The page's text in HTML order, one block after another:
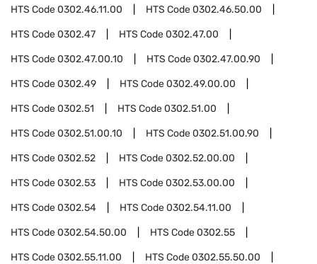
HTS Code0302.46.11.00 HTS Code0302.46.50.00
HTS Code0302.47 HTS Code0302.47.00
HTS Code0302.47.00.10 HTS Code0302.47.00.90
HTS Code0302.49 HTS Code0302.49.00.00
HTS Code0302.51 HTS Code0302.51.00
HTS Code0302.51.00.10 HTS Code0302.51.00.90
HTS Code0302.52 HTS Code0302.52.00.00
HTS Code0302.53 HTS Code0302.53.00.00
HTS Code0302.54 HTS Code0302.54.11.00
HTS Code0302.54.50.00 HTS Code0302.55
HTS Code0302.55.11.00 HTS Code0302.55.50.00